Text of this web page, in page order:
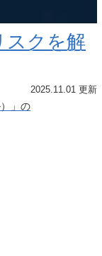
スクを解
2025.11.01 更新
」の